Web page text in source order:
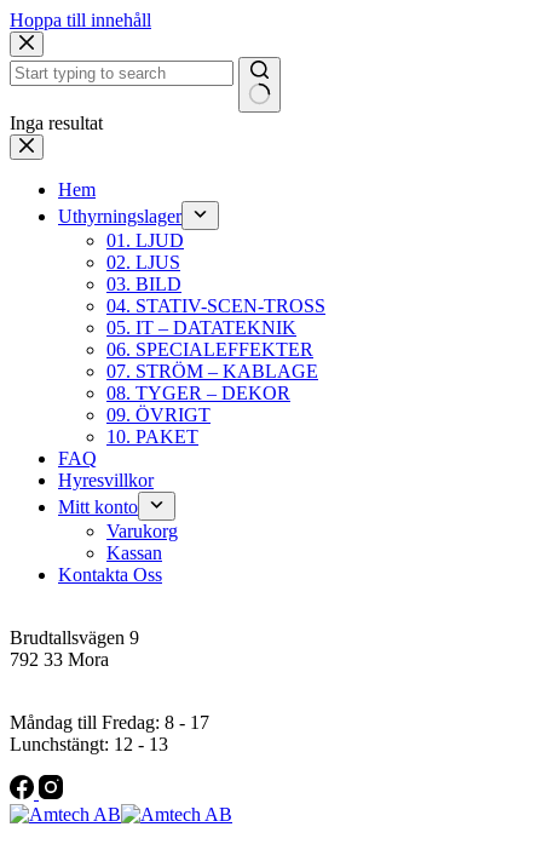
Hoppa till innehåll
Inga resultat
Hem
Uthyrningslager
01. LJUD
02. LJUS
03. BILD
04. STATIV-SCEN-TROSS
05. IT – DATATEKNIK
06. SPECIALEFFEKTER
07. STRÖM – KABLAGE
08. TYGER – DEKOR
09. ÖVRIGT
10. PAKET
FAQ
Hyresvillkor
Mitt konto
Varukorg
Kassan
Kontakta Oss
Brudtallsvägen 9
792 33 Mora
Måndag till Fredag: 8 - 17
Lunchstängt: 12 - 13